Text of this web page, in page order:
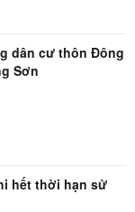
dân cư thôn Đông
Sơn
hết thời hạn sử